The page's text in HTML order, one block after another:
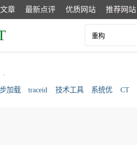
章 最新点评 优质网站 推荐网站
加载 traceid 技术工具 系统优 CT